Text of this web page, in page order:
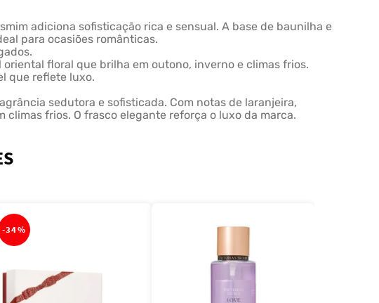
adiciona sofisticação rica e sensual. A base de baunilha e
para ocasiões românticas.
floral que brilha em outono, inverno e climas frios.
que reflete luxo.
sedutora e sofisticada. Com notas de laranjeira,
frios. O frasco elegante reforça o luxo da marca.
-34%